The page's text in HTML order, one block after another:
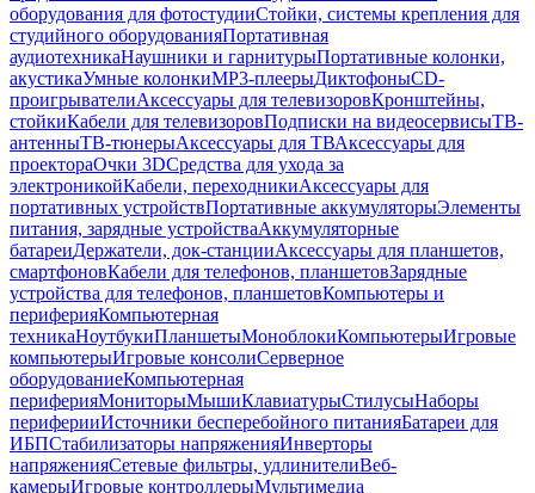
оборудования для фотостудииСтойки, системы крепления для
студийного оборудованияПортативная
аудиотехникаНаушники и гарнитурыПортативные колонки,
акустикаУмные колонкиMP3-плеерыДиктофоныCD-
проигрывателиАксессуары для телевизоровКронштейны,
стойкиКабели для телевизоровПодписки на видеосервисыТВ-
антенныТВ-тюнерыАксессуары для ТВАксессуары для
проектораОчки 3DСредства для ухода за
электроникойКабели, переходникиАксессуары для
портативных устройствПортативные аккумуляторыЭлементы
питания, зарядные устройстваАккумуляторные
батареиДержатели, док-станцииАксессуары для планшетов,
смартфоновКабели для телефонов, планшетовЗарядные
устройства для телефонов, планшетовКомпьютеры и
периферияКомпьютерная
техникаНоутбукиПланшетыМоноблокиКомпьютерыИгровые
компьютерыИгровые консолиСерверное
оборудованиеКомпьютерная
периферияМониторыМышиКлавиатурыСтилусыНаборы
периферииИсточники бесперебойного питанияБатареи для
ИБПСтабилизаторы напряженияИнверторы
напряженияСетевые фильтры, удлинителиВеб-
камерыИгровые контроллерыМультимедиа